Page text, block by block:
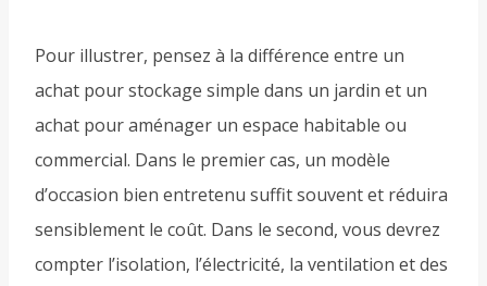
Pour illustrer, pensez à la différence entre un
achat pour stockage simple dans un jardin et un
achat pour aménager un espace habitable ou
commercial. Dans le premier cas, un modèle
d’occasion bien entretenu suffit souvent et réduira
sensiblement le coût. Dans le second, vous devrez
compter l’isolation, l’électricité, la ventilation et des